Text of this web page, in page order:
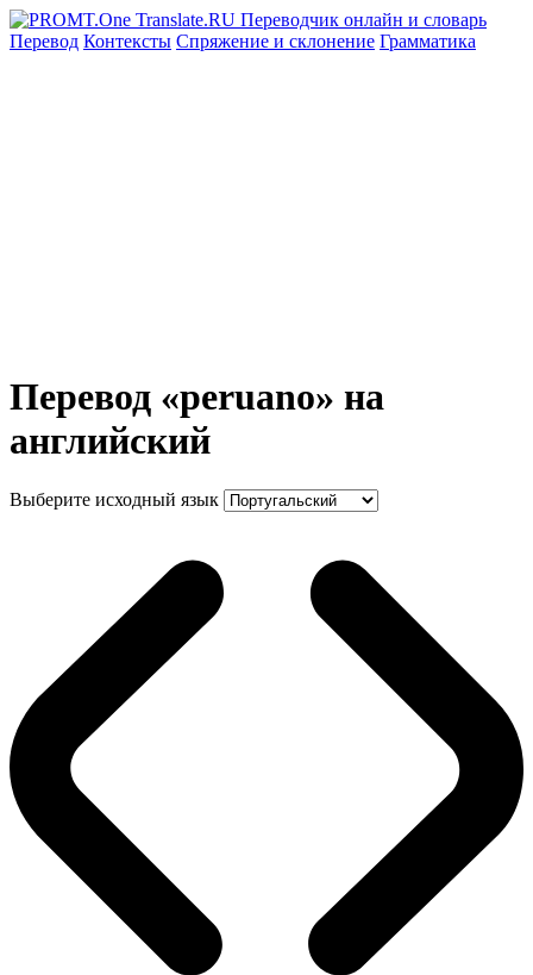
Перевод Контексты Спряжение и склонение Грамматика
Перевод «peruano» на
английский
Выберите исходный язык